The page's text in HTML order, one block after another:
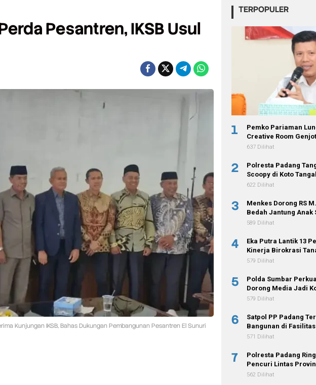
Pesantren, IKSB Usul
Kunjungan IKSB, Bahas Dukungan Pembangunan Pesantren El Sunuri
TERPOPULER
1
Pemko Pariaman
Creative Room
637 Dilihat
2
Polresta Padang
Scoopy di Koto
622 Dilihat
3
Menkes Dorong RS
Bedah Jantung Anak
589 Dilihat
4
Eka Putra Lantik 13
Kinerja Birokrasi
579 Dilihat
5
Polda Sumbar
Dorong Media Jadi
579 Dilihat
6
Satpol PP Padang
Bangunan di
571 Dilihat
7
Polresta Padang
Pencuri Lintas
562 Dilihat